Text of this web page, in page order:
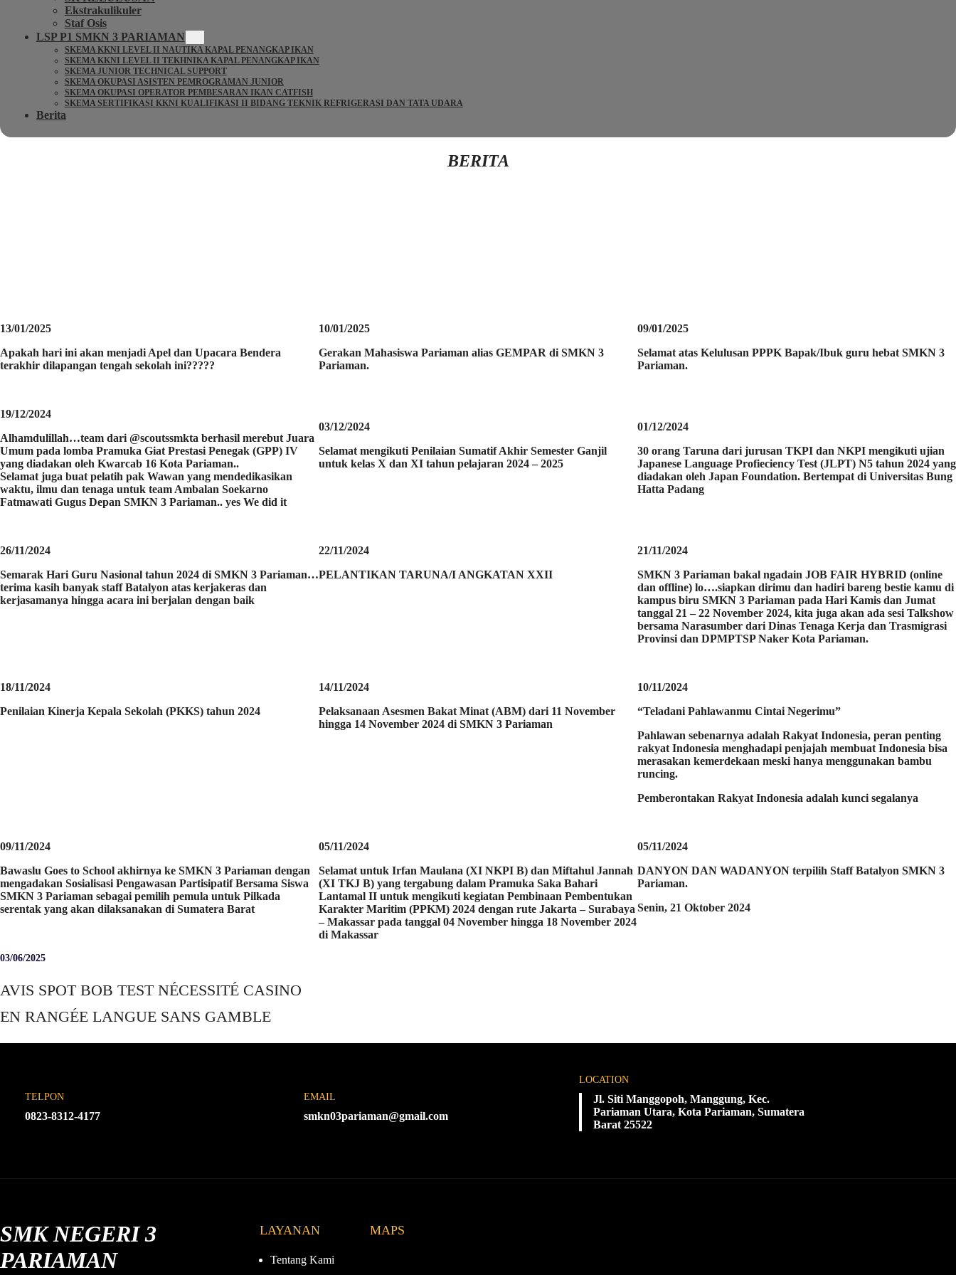
Ekstrakulikuler
Staf Osis
LSP P1 SMKN 3 PARIAMAN
SKEMA KKNI LEVEL II NAUTIKA KAPAL PENANGKAP IKAN
SKEMA KKNI LEVEL II TEKHNIKA KAPAL PENANGKAP IKAN
SKEMA JUNIOR TECHNICAL SUPPORT
SKEMA OKUPASI ASISTEN PEMROGRAMAN JUNIOR
SKEMA OKUPASI OPERATOR PEMBESARAN IKAN CATFISH
SKEMA SERTIFIKASI KKNI KUALIFIKASI II BIDANG TEKNIK REFRIGERASI DAN TATA UDARA
Berita
BERITA
13/01/2025
Apakah hari ini akan menjadi Apel dan Upacara Bendera
terakhir dilapangan tengah sekolah ini?????
19/12/2024
Alhamdulillah…team dari @scoutssmkta berhasil merebut Juara
Umum pada lomba Pramuka Giat Prestasi Penegak (GPP) IV
yang diadakan oleh Kwarcab 16 Kota Pariaman..
Selamat juga buat pelatih pak Wawan yang mendedikasikan
waktu, ilmu dan tenaga untuk team Ambalan Soekarno
Fatmawati Gugus Depan SMKN 3 Pariaman.. yes We did it
10/01/2025
Gerakan Mahasiswa Pariaman alias GEMPAR di SMKN 3
Pariaman.
03/12/2024
Selamat mengikuti Penilaian Sumatif Akhir Semester Ganjil
untuk kelas X dan XI tahun pelajaran 2024 – 2025
09/01/2025
Selamat atas Kelulusan PPPK Bapak/Ibuk guru hebat SMKN 3
Pariaman.
01/12/2024
30 orang Taruna dari jurusan TKPI dan NKPI mengikuti ujian
Japanese Language Profieciency Test (JLPT) N5 tahun 2024 yang
diadakan oleh Japan Foundation. Bertempat di Universitas Bung
Hatta Padang
26/11/2024
Semarak Hari Guru Nasional tahun 2024 di SMKN 3 Pariaman…
terima kasih banyak staff Batalyon atas kerjakeras dan
kerjasamanya hingga acara ini berjalan dengan baik
22/11/2024
PELANTIKAN TARUNA/I ANGKATAN XXII
21/11/2024
SMKN 3 Pariaman bakal ngadain JOB FAIR HYBRID (online
dan offline) lo….siapkan dirimu dan hadiri bareng bestie kamu di
kampus biru SMKN 3 Pariaman pada Hari Kamis dan Jumat
tanggal 21 – 22 November 2024, kita juga akan ada sesi Talkshow
bersama Narasumber dari Dinas Tenaga Kerja dan Trasmigrasi
Provinsi dan DPMPTSP Naker Kota Pariaman.
18/11/2024
Penilaian Kinerja Kepala Sekolah (PKKS) tahun 2024
14/11/2024
Pelaksanaan Asesmen Bakat Minat (ABM) dari 11 November
hingga 14 November 2024 di SMKN 3 Pariaman
10/11/2024
“Teladani Pahlawanmu Cintai Negerimu”
Pahlawan sebenarnya adalah Rakyat Indonesia, peran penting
rakyat Indonesia menghadapi penjajah membuat Indonesia bisa
merasakan kemerdekaan meski hanya menggunakan bambu
runcing.
Pemberontakan Rakyat Indonesia adalah kunci segalanya
09/11/2024
Bawaslu Goes to School akhirnya ke SMKN 3 Pariaman dengan
mengadakan Sosialisasi Pengawasan Partisipatif Bersama Siswa
SMKN 3 Pariaman sebagai pemilih pemula untuk Pilkada
serentak yang akan dilaksanakan di Sumatera Barat
05/11/2024
Selamat untuk Irfan Maulana (XI NKPI B) dan Miftahul Jannah
(XI TKJ B) yang tergabung dalam Pramuka Saka Bahari
Lantamal II untuk mengikuti kegiatan Pembinaan Pembentukan
Karakter Maritim (PPKM) 2024 dengan rute Jakarta – Surabaya
– Makassar pada tanggal 04 November hingga 18 November 2024
di Makassar
05/11/2024
DANYON DAN WADANYON terpilih Staff Batalyon SMKN 3
Pariaman.
Senin, 21 Oktober 2024
03/06/2025
AVIS SPOT BOB TEST NÉCESSITÉ CASINO
EN RANGÉE LANGUE SANS GAMBLE
TELPON
0823-8312-4177
EMAIL
smkn03pariaman@gmail.com
LOCATION
Jl. Siti Manggopoh, Manggung, Kec.
Pariaman Utara, Kota Pariaman, Sumatera
Barat 25522
SMK NEGERI 3
PARIAMAN
LAYANAN
Tentang Kami
MAPS